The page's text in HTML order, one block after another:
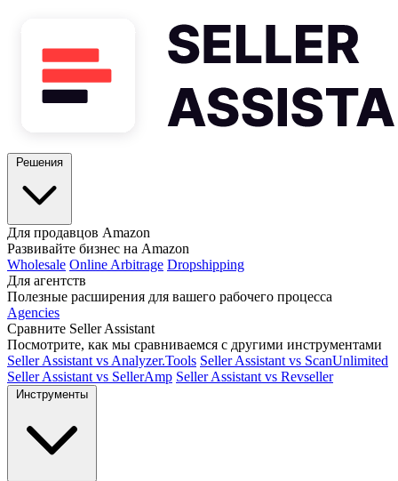
Для продавцов Amazon
Развивайте бизнес на Amazon
Wholesale Online Arbitrage Dropshipping
Для агентств
Полезные расширения для вашего рабочего процесса
Agencies
Сравните Seller Assistant
Посмотрите, как мы сравниваемся с другими инструментами
Seller Assistant vs Analyzer.Tools Seller Assistant vs ScanUnlimited
Seller Assistant vs SellerAmp Seller Assistant vs Revseller